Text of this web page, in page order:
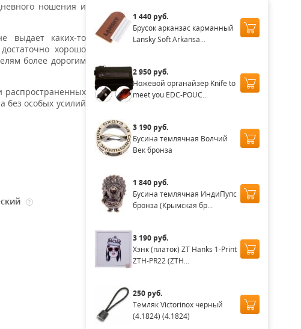
ношения и
выдает каких-то
хорошо
более дорогим
распространенных
без особых усилий
?
1 440 руб.
Брусок арканзас карманный
Lansky Soft Arkansa...
2 950 руб.
Ножевой органайзер Knife to
meet you EDC-POUC...
3 190 руб.
Бусина темлячная Волчий
Век бронза
1 840 руб.
Бусина темлячная ИндиПупс
бронза (Крымская бр...
3 190 руб.
Хэнк (платок) ZT Hanks 1-Print
ZTH-PR22 (ZTH...
250 руб.
Темляк Victorinox черный
(4.1824) (4.1824)